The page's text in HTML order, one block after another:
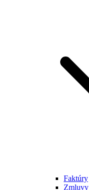
Faktúry
Zmluvy